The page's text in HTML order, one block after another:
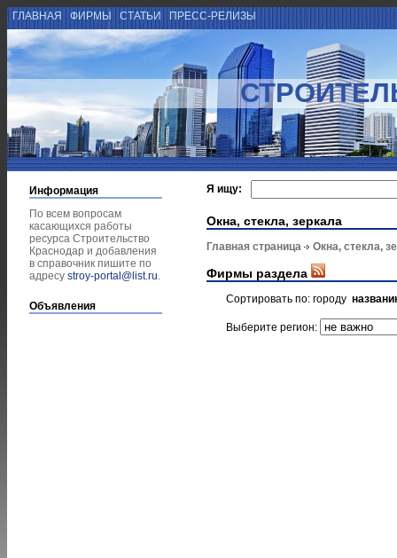
ГЛАВНАЯ ФИРМЫ СТАТЬИ ПРЕСС-РЕЛИЗЫ
Информация
По всем вопросам
касающихся работы
ресурса Строительство
Краснодар и добавления
в справочник пишите по
адресу stroy-portal@list.ru.
Объявления
Я ищу:
Окна, стекла, зеркала
Главная страница Окна, стекла,
Фирмы раздела
Сортировать по: городу
Выберите регион: